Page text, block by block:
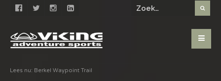
Lees nu: Berkel Waypoint Trail